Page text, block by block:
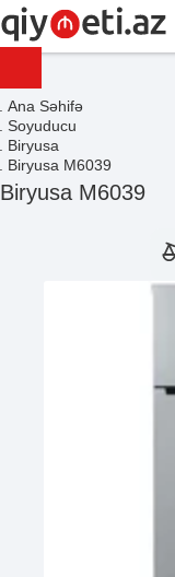
Ana Səhifə
Soyuducu
Biryusa
Biryusa M6039
Biryusa M6039